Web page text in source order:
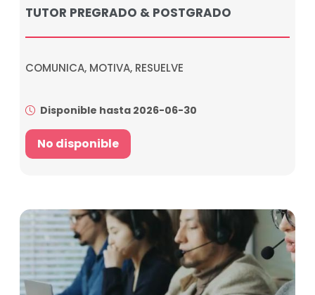
TUTOR PREGRADO & POSTGRADO
COMUNICA, MOTIVA, RESUELVE
Disponible hasta 2026-06-30
No disponible